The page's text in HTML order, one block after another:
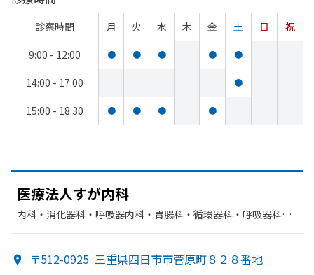
診察時間 月 火 水 木 金 土 日
祝
9:00 - 12:00
● ● ● ● ●
14:00 - 17:00 ●
15:00 - 18:30 ● ● ● ●
医療法人すが内科
内科・​消化器科・​呼吸器内科・​胃腸科・​循環器科・​呼吸器科・​
〒512-0925 三重県四日市市菅原町８２８番地